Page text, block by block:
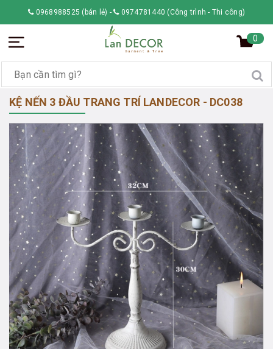
0968988525 (bán lẻ) - 0974781440 (Công trình - Thi công)
0
KỆ NẾN 3 ĐẦU TRANG TRÍ LANDECOR - DC038